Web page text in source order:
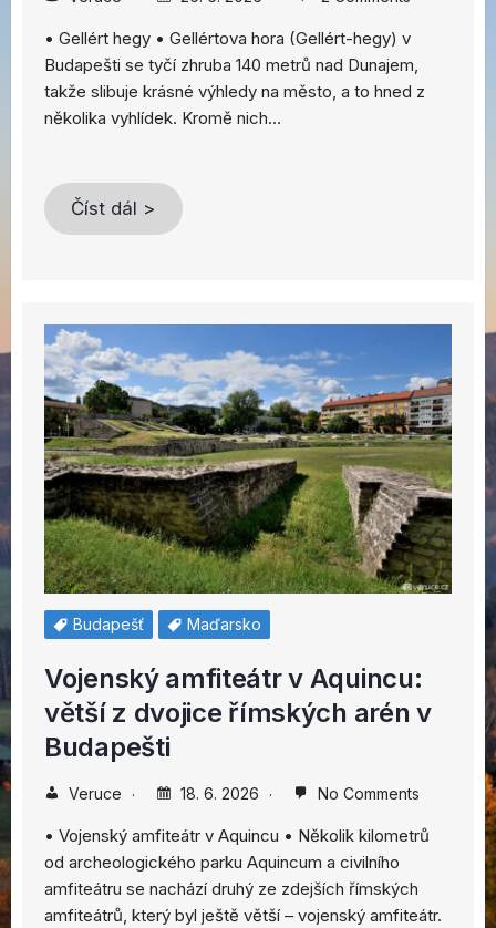
• Gellért hegy • Gellértova hora (Gellért-hegy) v
Budapešti se tyčí zhruba 140 metrů nad Dunajem,
takže slibuje krásné výhledy na město, a to hned z
několika vyhlídek. Kromě nich…
Číst dál >
Budapešť Maďarsko
Vojenský amfiteátr v Aquincu:
větší z dvojice římských arén v
Budapešti
Veruce 18. 6. 2026 No Comments
• Vojenský amfiteátr v Aquincu • Několik kilometrů
od archeologického parku Aquincum a civilního
amfiteátru se nachází druhý ze zdejších římských
amfiteátrů, který byl ještě větší – vojenský amfiteátr.